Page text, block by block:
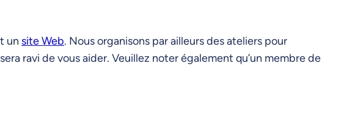
un site Web. Nous organisons par ailleurs des ateliers pour
ravi de vous aider. Veuillez noter également qu’un membre de